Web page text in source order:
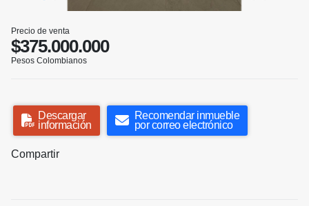
Precio de venta
$375.000.000
Pesos Colombianos
Descargar
información
Recomendar inmueble
por correo electrónico
Compartir